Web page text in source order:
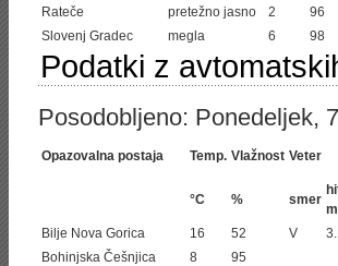
Rateče
pretežno jasno 2 96
Slovenj Gradec
megla 6 98
Podatki z
Posodobljeno: Ponedeljek,
Opazovalna postaja Temp. Vlažnost Veter
°C % smer
Bilje Nova Gorica
16 52 V
Bohinjska Češnjica
8
95